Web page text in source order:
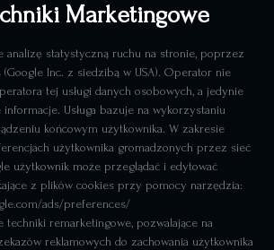
Marketingowe
analizę statystyczną ruchu na stronie, poprzez
(Google Inc. z siedzibą w USA). Operator nie
tej usługi danych osobowych, a jedynie
Usługa bazuje na wykorzystaniu
końcowym użytkownika. W zakresie
użytkownika gromadzonych przez sieć
użytkownik może przeglądać i edytować
z plików cookies przy pomocy narzędzia:
ads/preferences/
remarketingowe, pozwalające na
reklamowych do zachowania użytkownika